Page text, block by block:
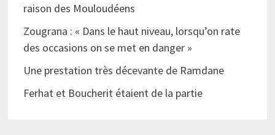
raison des Mouloudéens
Zougrana : « Dans le haut niveau, lorsqu’on rate
des occasions on se met en danger »
Une prestation très décevante de Ramdane
Ferhat et Boucherit étaient de la partie